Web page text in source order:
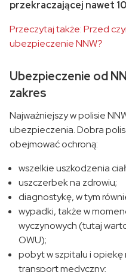
przekraczającej nawet
Przeczytaj także: Przed
ubezpieczenie NNW?
Ubezpieczenie od
zakres
Najważniejszy w polisie
ubezpieczenia. Dobra
obejmować ochroną:
wszelkie uszkodzenia
uszczerbek na zdrowiu;
diagnostykę, w tym
wypadki, także w
wyczynowych (tutaj
OWU);
pobyt w szpitalu i opiekę
transport medyczny;